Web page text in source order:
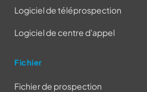
Logiciel de téléprospection
Logiciel de centre d'appel
Fichier
Fichier de prospection